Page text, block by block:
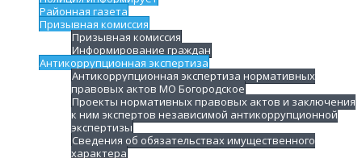
Районная газета
Призывная комиссия
Призывная комиссия
Информирование граждан
Антикоррупционная экспертиза
Антикоррупционная экспертиза нормативных
правовых актов МО Богородское
Проекты нормативных правовых актов и заключения
к ним экспертов независимой антикоррупционной
экспертизы
Сведения об обязательствах имущественного
характера